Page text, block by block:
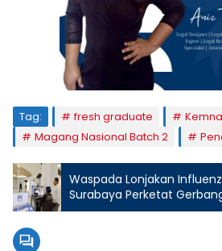
Tag: fresh graduate
Magang Nasional Batch 2
Waspada Lonjakan
Surabaya Perketat
Internasional